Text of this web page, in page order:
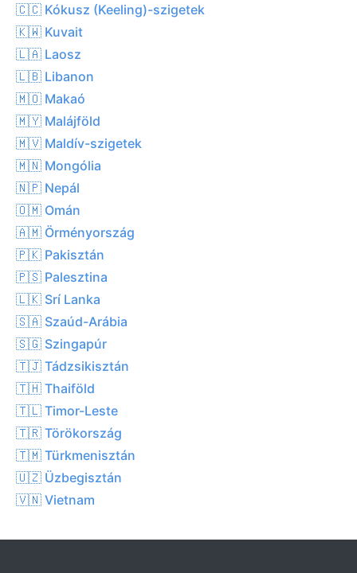
🇨🇨 Kókusz (Keeling)-szigetek
🇰🇼 Kuvait
🇱🇦 Laosz
🇱🇧 Libanon
🇲🇴 Makaó
🇲🇾 Malájföld
🇲🇻 Maldív-szigetek
🇲🇳 Mongólia
🇳🇵 Nepál
🇴🇲 Omán
🇦🇲 Örményország
🇵🇰 Pakisztán
🇵🇸 Palesztina
🇱🇰 Srí Lanka
🇸🇦 Szaúd-Arábia
🇸🇬 Szingapúr
🇹🇯 Tádzsikisztán
🇹🇭 Thaiföld
🇹🇱 Timor-Leste
🇹🇷 Törökország
🇹🇲 Türkmenisztán
🇺🇿 Üzbegisztán
🇻🇳 Vietnam